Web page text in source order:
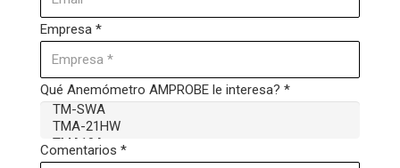
Empresa *
Qué Anemómetro AMPROBE le interesa? *
Comentarios *